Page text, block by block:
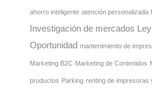
ahorro inteligente atención personalizada
Investigación de mercados
Oportunidad mantenimiento de
Marketing B2C Marketing de Contenidos
productos Parking renting de impresoras